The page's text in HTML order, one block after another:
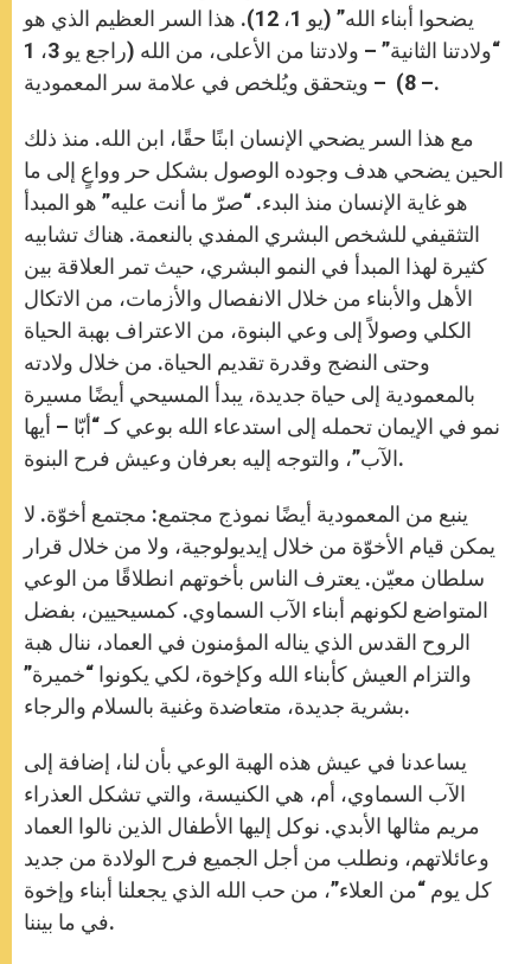
يضحوا أبناء الله” (يو 1، 12). هذا السر العظيم الذي هو
“ولادتنا الثانية” – ولادتنا من الأعلى، من الله (راجع يو 3، 1
– 8) – ويتحقق ويُلخص في علامة سر المعمودية.
مع هذا السر يضحي الإنسان ابنًا حقًا، ابن الله. منذ ذلك
الحين يضحي هدف وجوده الوصول بشكل حر وواعٍ إلى ما
هو غاية الإنسان منذ البدء. “صرّ ما أنت عليه” هو المبدأ
التثقيفي للشخص البشري المفدي بالنعمة. هناك تشابيه
كثيرة لهذا المبدأ في النمو البشري، حيث تمر العلاقة بين
الأهل والأبناء من خلال الانفصال والأزمات، من الاتكال
الكلي وصولاً إلى وعي البنوة، من الاعتراف بهبة الحياة
وحتى النضج وقدرة تقديم الحياة. من خلال ولادته
بالمعمودية إلى حياة جديدة، يبدأ المسيحي أيضًا مسيرة
نمو في الإيمان تحمله إلى استدعاء الله بوعي كـ “أبّا – أيها
الآب”، والتوجه إليه بعرفان وعيش فرح البنوة.
ينبع من المعمودية أيضًا نموذج مجتمع: مجتمع أخوّة. لا
يمكن قيام الأخوّة من خلال إيديولوجية، ولا من خلال قرار
سلطان معيّن. يعترف الناس بأخوتهم انطلاقًا من الوعي
المتواضع لكونهم أبناء الآب السماوي. كمسيحيين، بفضل
الروح القدس الذي يناله المؤمنون في العماد، ننال هبة
والتزام العيش كأبناء الله وكإخوة، لكي يكونوا “خميرة”
بشرية جديدة، متعاضدة وغنية بالسلام والرجاء.
يساعدنا في عيش هذه الهبة الوعي بأن لنا، إضافة إلى
الآب السماوي، أم، هي الكنيسة، والتي تشكل العذراء
مريم مثالها الأبدي. نوكل إليها الأطفال الذين نالوا العماد
وعائلاتهم، ونطلب من أجل الجميع فرح الولادة من جديد
كل يوم “من العلاء”، من حب الله الذي يجعلنا أبناء وإخوة
في ما بيننا.